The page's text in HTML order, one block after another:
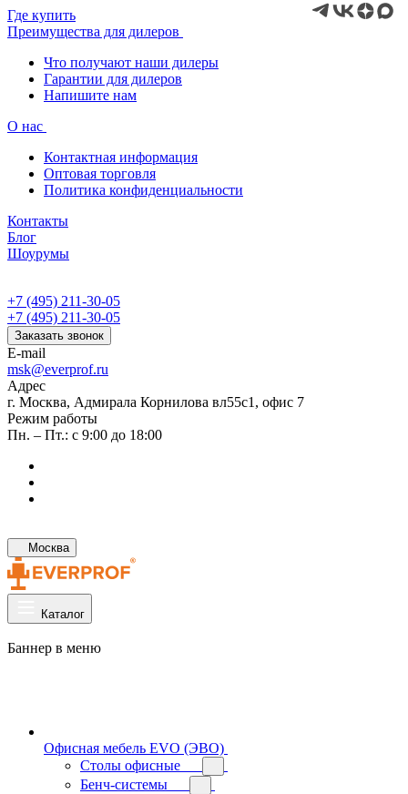
Где купить
Преимущества для дилеров
Что получают наши дилеры
Гарантии для дилеров
Напишите нам
О нас
Контактная информация
Оптовая торговля
Политика конфиденциальности
Контакты
Блог
Шоурумы
+7 (495) 211-30-05
+7 (495) 211-30-05
Заказать звонок
E-mail
msk@everprof.ru
Адрес
г. Москва, Адмирала Корнилова вл55с1, офис 7
Режим работы
Пн. – Пт.: с 9:00 до 18:00
Москва
Каталог
Баннер в меню
Офисная мебель EVO (ЭВО)
Cтолы офисные
Бенч-системы